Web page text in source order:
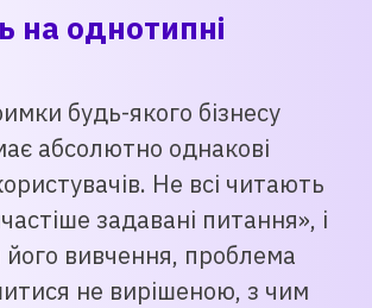
на однотипні
будь-якого бізнесу
абсолютно однакові
Не всі читають
задавані питання», і
його вивчення, проблема
не вирішеною, з чим